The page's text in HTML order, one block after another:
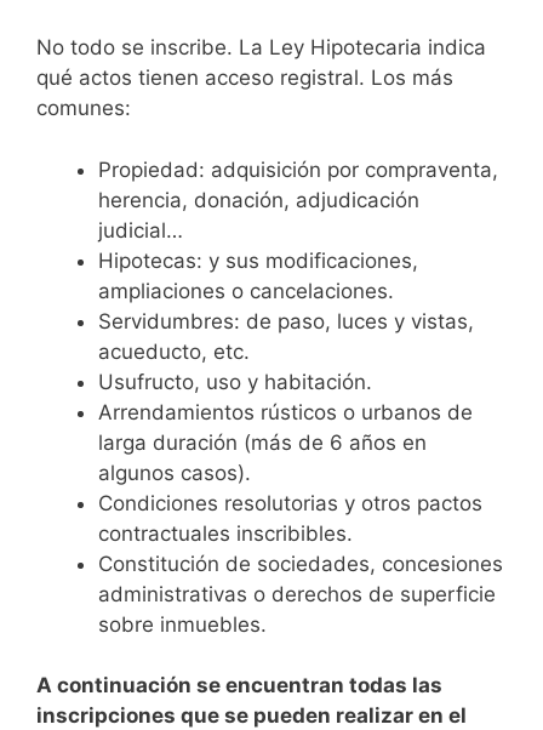
No todo se inscribe. La Ley Hipotecaria indica
qué actos tienen acceso registral. Los más
comunes:
Propiedad: adquisición por compraventa,
herencia, donación, adjudicación
judicial…
Hipotecas: y sus modificaciones,
ampliaciones o cancelaciones.
Servidumbres: de paso, luces y vistas,
acueducto, etc.
Usufructo, uso y habitación.
Arrendamientos rústicos o urbanos de
larga duración (más de 6 años en
algunos casos).
Condiciones resolutorias y otros pactos
contractuales inscribibles.
Constitución de sociedades, concesiones
administrativas o derechos de superficie
sobre inmuebles.
A continuación se encuentran todas las
inscripciones que se pueden realizar en el